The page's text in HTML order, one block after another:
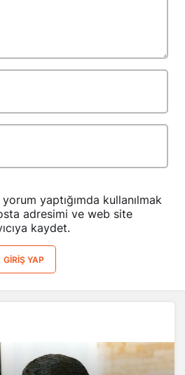
yaptığımda kullanılmak
adresimi ve web site
kaydet.
GIRIŞ YAP